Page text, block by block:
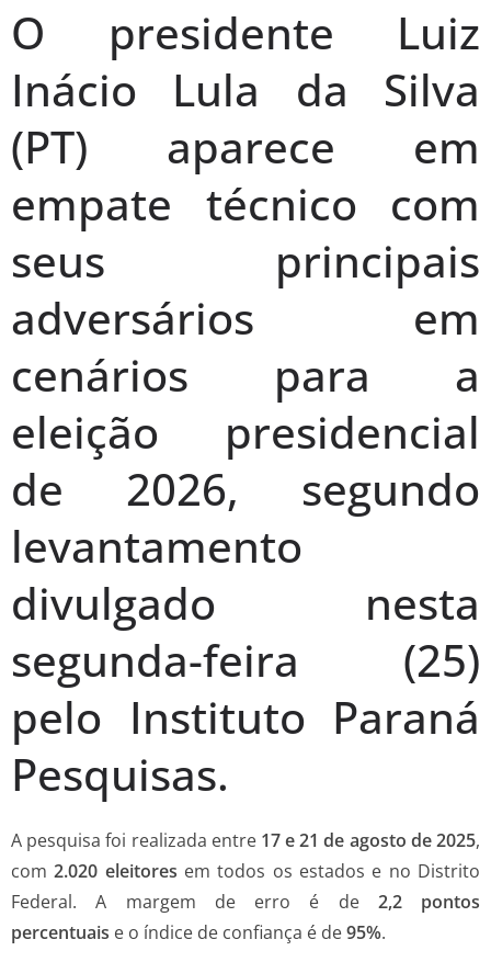
O presidente Luiz
Inácio Lula da Silva
(PT) aparece em
empate técnico com
seus principais
adversários em
cenários para a
eleição presidencial
de 2026, segundo
levantamento
divulgado nesta
segunda-feira (25)
pelo Instituto Paraná
Pesquisas.
A pesquisa foi realizada entre 17 e 21 de agosto de 2025,
com2.020 eleitores em todos os estados e no Distrito
Federal. A margem de erro é de 2,2 pontos
percentuais e o índice de confiança é de95%.